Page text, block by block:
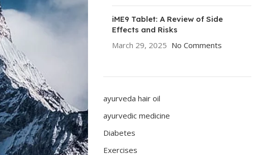
iME9 Tablet: A Review of Side
Effects and Risks
March 29, 2025 No Comments
ayurveda hair oil
ayurvedic medicine
Diabetes
Exercises